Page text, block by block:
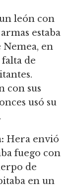
león con
estaba
en
de
con sus
usó su
Hera envió
fuego con
de
en un